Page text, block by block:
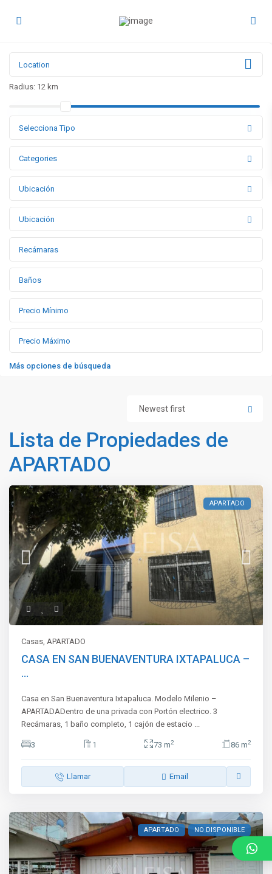
Radius: 12 km
Selecciona Tipo
Categories
Ubicación
Ubicación
Más opciones de búsqueda
Newest first
Lista de Propiedades de
APARTADO
APARTADO
Casas,APARTADO
CASA EN SAN BUENAVENTURA IXTAPALUCA –
...
Casa en San Buenaventura Ixtapaluca. Modelo Milenio –
APARTADADentro de una privada con Portón electrico. 3
Recámaras, 1 baño completo, 1 cajón de estacio ...
3 1 73 m2 86 m2
Llamar Email
APARTADO NO DISPONIBLE